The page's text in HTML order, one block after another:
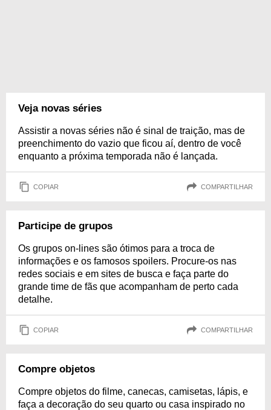
Veja novas séries
Assistir a novas séries não é sinal de traição, mas de
preenchimento do vazio que ficou aí, dentro de você
enquanto a próxima temporada não é lançada.
COPIAR COMPARTILHAR
Participe de grupos
Os grupos on-lines são ótimos para a troca de
informações e os famosos spoilers. Procure-os nas
redes sociais e em sites de busca e faça parte do
grande time de fãs que acompanham de perto cada
detalhe.
COPIAR COMPARTILHAR
Compre objetos
Compre objetos do filme, canecas, camisetas, lápis, e
faça a decoração do seu quarto ou casa inspirado no